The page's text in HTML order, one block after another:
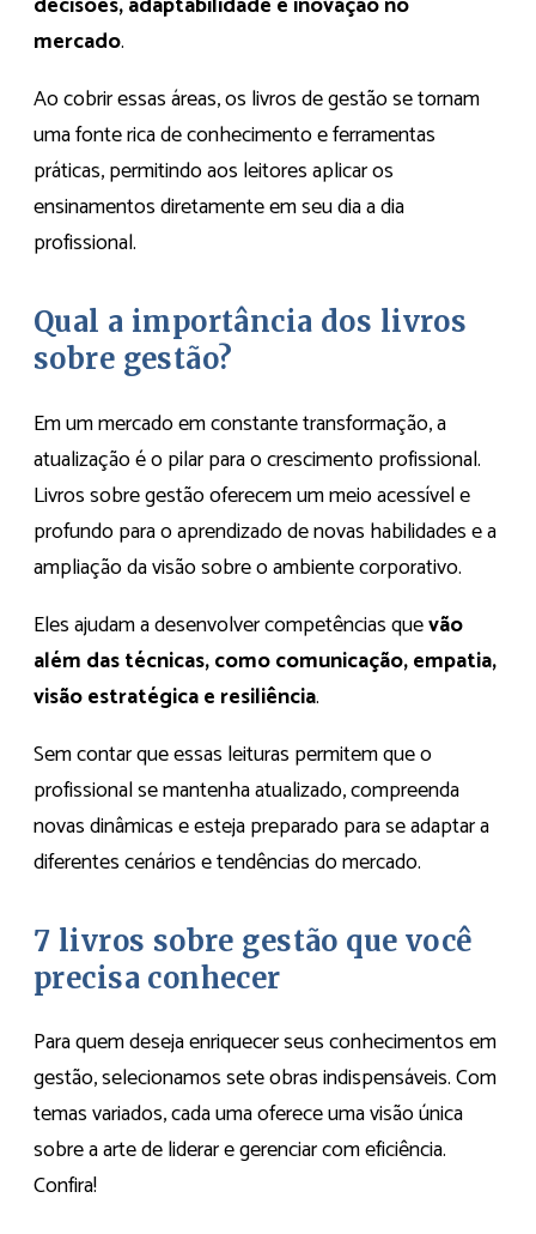
mercado.
Ao cobrir essas áreas, os livros de gestão se tornam
uma fonte rica de conhecimento e ferramentas
práticas, permitindo aos leitores aplicar os
ensinamentos diretamente em seu dia a dia
profissional.
Qual a importância dos livros
sobre gestão?
Em um mercado em constante transformação, a
atualização é o pilar para o crescimento profissional.
Livros sobre gestão oferecem um meio acessível e
profundo para o aprendizado de novas habilidades e a
ampliação da visão sobre o ambiente corporativo.
Eles ajudam a desenvolver competências quevão
além das técnicas, como comunicação, empatia,
visão estratégica e resiliência.
Sem contar que essas leituras permitem que o
profissional se mantenha atualizado, compreenda
novas dinâmicas e esteja preparado para se adaptar a
diferentes cenários e tendências do mercado.
7 livros sobre gestão que você
precisa conhecer
Para quem deseja enriquecer seus conhecimentos em
gestão, selecionamos sete obras indispensáveis. Com
temas variados, cada uma oferece uma visão única
sobre a arte de liderar e gerenciar com eficiência.
Confira!